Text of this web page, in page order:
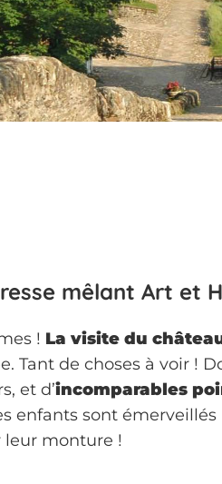
mêlant Art et
! La visite du
Tant de choses à voir !
et d’incomparables
enfants sont
leur monture !